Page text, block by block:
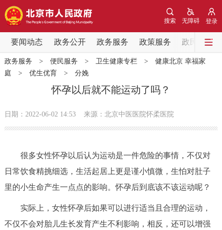
登录
无障碍
搜索
要闻动态 政务公开 政务服务 政策服务 政民互动
要闻动态
党中央精神 国务院信息 中央部委动态
北京要闻 会议信息
各区热点
市领导 机构职能 政策服务
政策兑现 政策解读 回应关切
政务服务 > 便民服务 > 卫生健康专栏> 健康北京 幸福家
庭 > 优生优育 > 分娩
怀孕以后就不能运动了吗？
日期：2022-06-02 14:53 来源：北京中医医院怀柔医院
很多女性怀孕以后认为运动是一件危险的事情，不仅对
日常饮食精挑细选，生活起居上更是谨小慎微，生怕对肚子
里的小生命产生一点点的影响。怀孕后到底该不该运动呢？
实际上，女性怀孕后如果可以进行适当且合理的运动，
不仅不会对胎儿生长发育产生不利影响，相反，还可以增强